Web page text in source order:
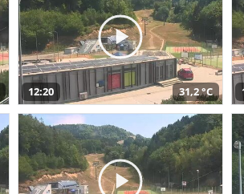
12:20 31,2 °C